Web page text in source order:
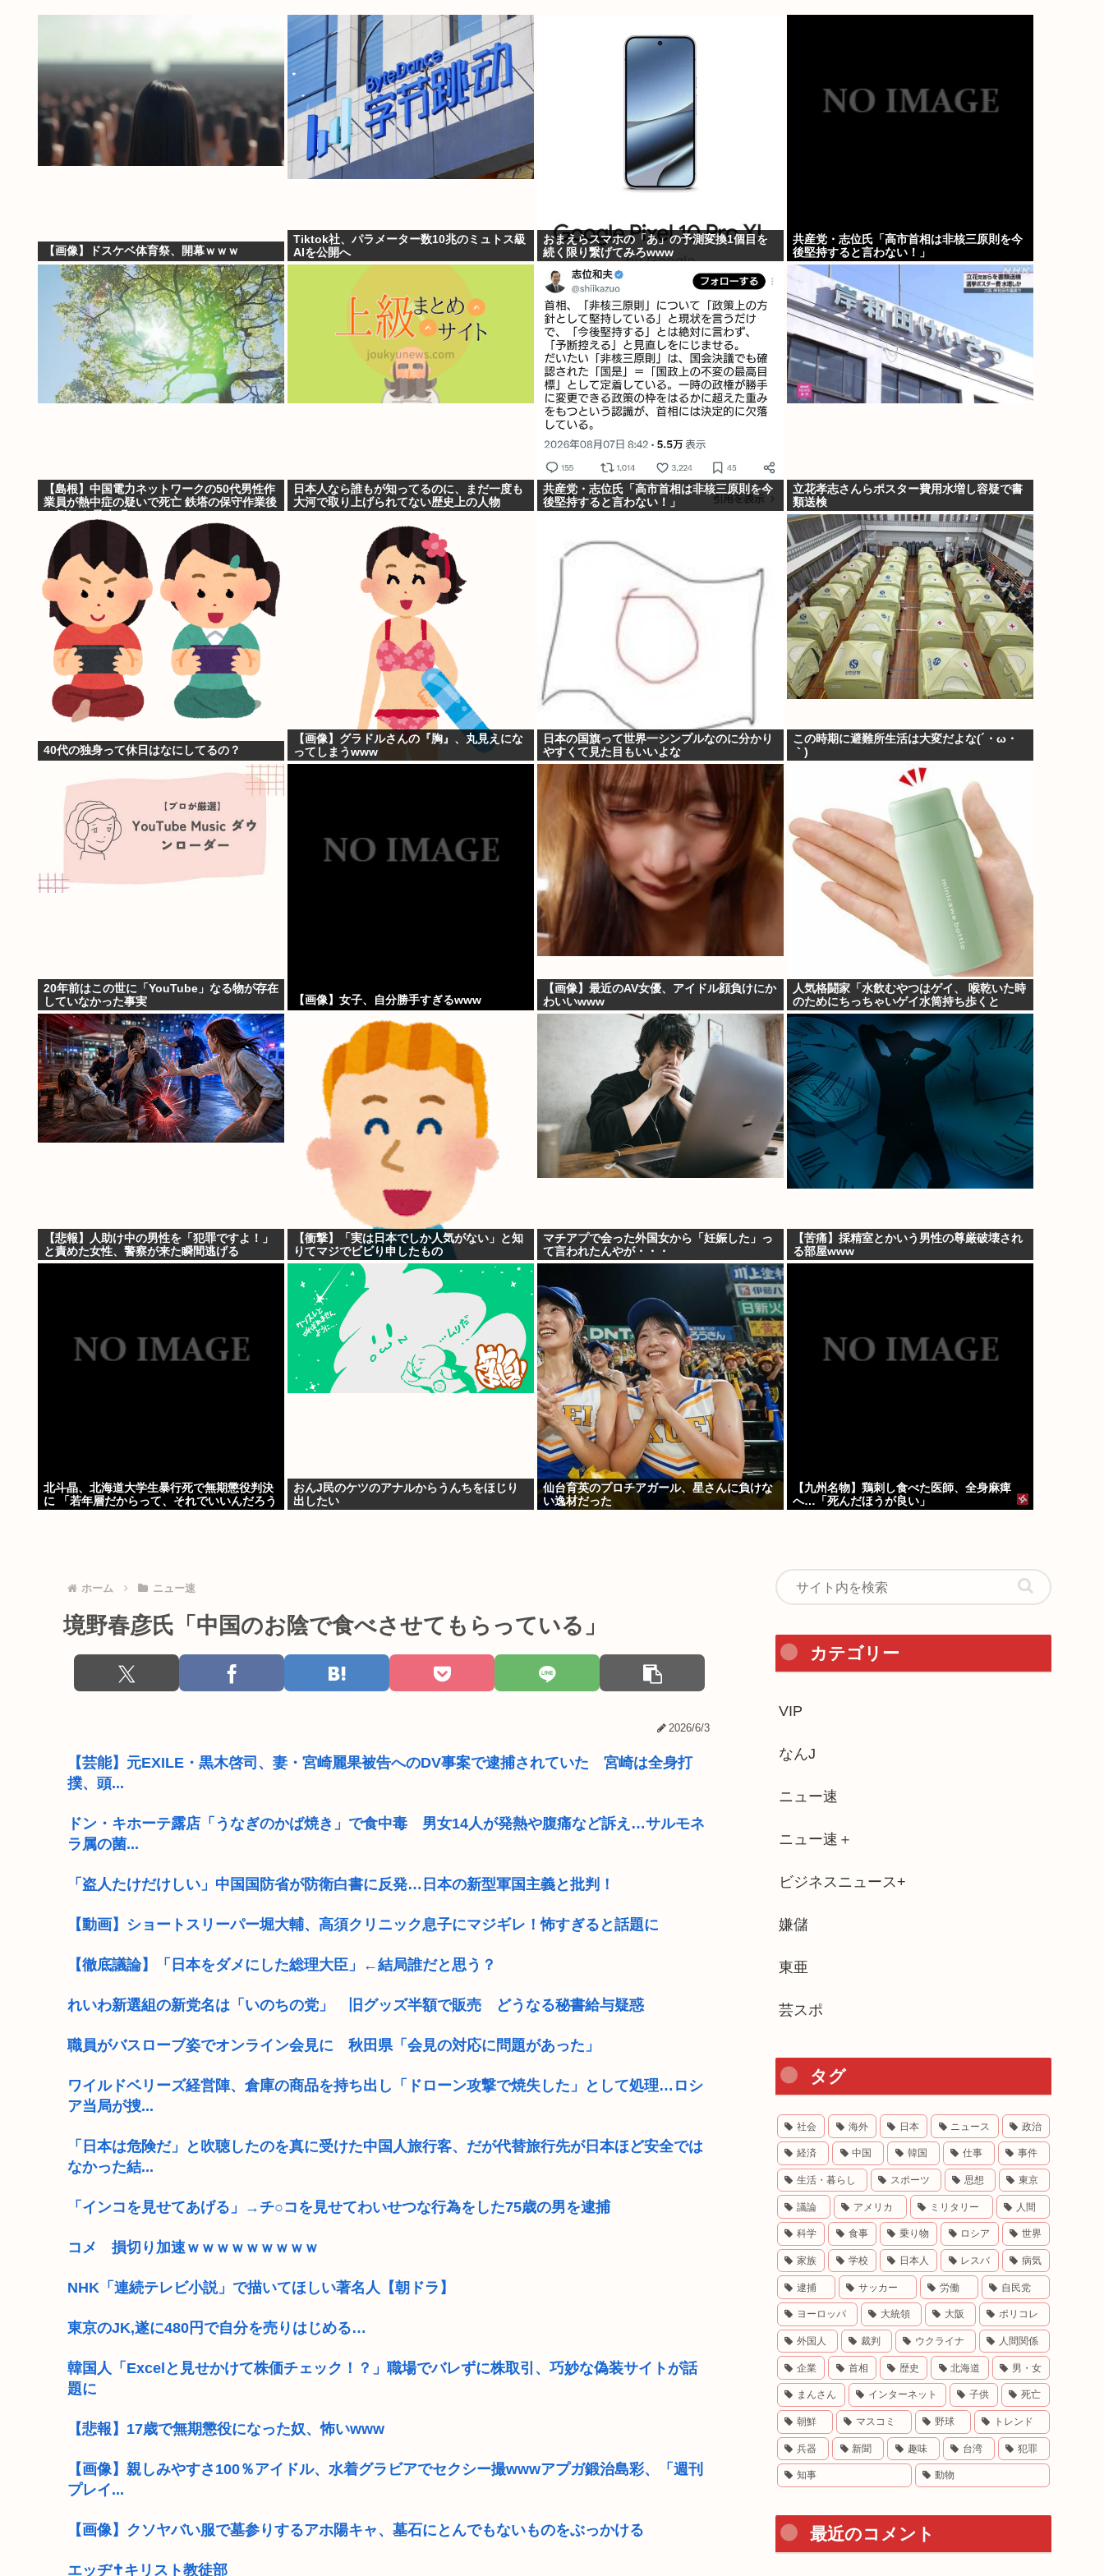
【画像】ドスケベ体育祭、開幕ｗｗｗ
Tiktok社、パラメーター数10兆のミュトス級
AIを公開へ
おまえらスマホの「あ」の予測変換1個目を
続く限り繋げてみろwww
共産党・志位氏「高市首相は非核三原則を今
後堅持すると言わない！」
【島根】中国電力ネットワークの50代男性作
業員が熱中症の疑いで死亡 鉄塔の保守作業後
日本人なら誰もが知ってるのに、まだ一度も
大河で取り上げられてない歴史上の人物
共産党・志位氏「高市首相は非核三原則を今
後堅持すると言わない！」
立花孝志さんらポスター費用水増し容疑で書
類送検
40代の独身って休日はなにしてるの？
【画像】グラドルさんの『胸』、丸見えにな
ってしまうwww
日本の国旗って世界一シンプルなのに分かり
やすくて見た目もいいよな
この時期に避難所生活は大変だよな(´・ω・
｀)
20年前はこの世に「YouTube」なる物が存在
していなかった事実
【画像】女子、自分勝手すぎるwww
【画像】最近のAV女優、アイドル顔負けにか
わいいwww
人気格闘家「水飲むやつはゲイ、 喉乾いた時
のためにちっちゃいゲイ水筒持ち歩くと
か。」
【悲報】人助け中の男性を「犯罪ですよ！」
と責めた女性、警察が来た瞬間逃げる
【衝撃】「実は日本でしか人気がない」と知
りてマジでビビり申したもの
wywwywyywywywywywywywyw
マチアプで会った外国女から「妊娠した」っ
て言われたんやが・・・
【苦痛】採精室とかいう男性の尊厳破壊され
る部屋www
北斗晶、北海道大学生暴行死で無期懲役判決
に 「若年層だからって、それでいいんだろう
おんJ民のケツのアナルからうんちをほじり
出したい
仙台育英のプロチアガール、星さんに負けな
い逸材だった
【九州名物】鶏刺し食べた医師、全身麻痺
へ…「死んだほうが良い」
ホーム ニュー速
境野春彦氏「中国のお陰で食べさせてもらっている」
2026/6/3
【芸能】元EXILE・黒木啓司、妻・宮崎麗果被告へのDV事案で逮捕されていた 宮崎は全身打
撲、頭...
ドン・キホーテ露店「うなぎのかば焼き」で食中毒 男女14人が発熱や腹痛など訴え…サルモネ
ラ属の菌...
「盗人たけだけしい」中国国防省が防衛白書に反発…日本の新型軍国主義と批判！
【動画】ショートスリーパー堀大輔、高須クリニック息子にマジギレ！怖すぎると話題に
【徹底議論】「日本をダメにした総理大臣」←結局誰だと思う？
れいわ新選組の新党名は「いのちの党」 旧グッズ半額で販売 どうなる秘書給与疑惑
職員がバスローブ姿でオンライン会見に 秋田県「会見の対応に問題があった」
ワイルドベリーズ経営陣、倉庫の商品を持ち出し「ドローン攻撃で焼失した」として処理…ロシ
ア当局が捜...
「日本は危険だ」と吹聴したのを真に受けた中国人旅行客、だが代替旅行先が日本ほど安全では
なかった結...
「インコを見せてあげる」→チ○コを見せてわいせつな行為をした75歳の男を逮捕
コメ 損切り加速ｗｗｗｗｗｗｗｗｗ
NHK「連続テレビ小説」で描いてほしい著名人【朝ドラ】
東京のJK,遂に480円で自分を売りはじめる…
韓国人「Excelと見せかけて株価チェック！？」職場でバレずに株取引、巧妙な偽装サイトが話
題に
【悲報】17歳で無期懲役になった奴、怖いwww
【画像】親しみやすさ100％アイドル、水着グラビアでセクシー撮wwwアプガ鍛治島彩、「週刊
プレイ...
【画像】クソヤバい服で墓参りするアホ陽キャ、墓石にとんでもないものをぶっかける
エッヂ✝️キリスト教徒部
カテゴリー
VIP
なんJ
ニュー速
ニュー速＋
ビジネスニュース+
嫌儲
東亜
芸スポ
タグ
社会 海外 日本 ニュース 政治
経済 中国 韓国 仕事 事件
生活・暮らし スポーツ 思想 東京
議論 アメリカ ミリタリー 人間
科学 食事 乗り物 ロシア 世界
家族 学校 日本人 レスバ 病気
逮捕 サッカー 労働 自民党
ヨーロッパ 大統領 大阪 ポリコレ
外国人 裁判 ウクライナ 人間関係
企業 首相 歴史 北海道 男・女
まんさん インターネット 子供 死亡
朝鮮 マスコミ 野球 トレンド
兵器 新聞 趣味 台湾 犯罪
知事 動物
最近のコメント